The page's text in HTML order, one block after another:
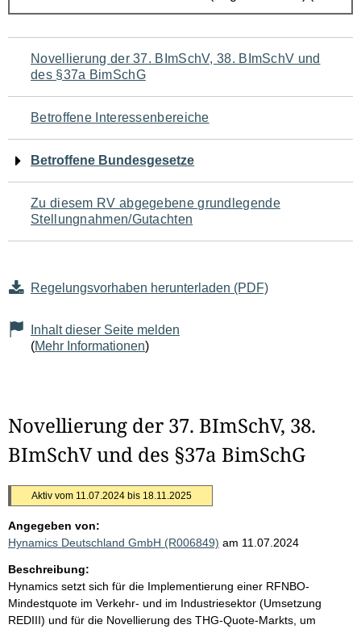
Navigation
für
den
Seiteninhalt
Novellierung der 37. BImSchV, 38. BImSchV und
des §37a BimSchG
Betroffene Interessenbereiche
Betroffene Bundesgesetze
Zu diesem RV abgegebene grundlegende
Stellungnahmen/Gutachten
Regelungsvorhaben herunterladen (PDF)
Inhalt dieser Seite melden
(Mehr Informationen)
Novellierung der 37. BImSchV, 38.
BImSchV und des §37a BimSchG
Aktiv vom 11.07.2024 bis 18.11.2025
Angegeben von:
Hynamics Deutschland GmbH (R006849) am 11.07.2024
Beschreibung:
Hynamics setzt sich für die Implementierung einer RFNBO-
Mindestquote im Verkehr- und im Industriesektor (Umsetzung
REDIII) und für die Novellierung des THG-Quote-Markts, um